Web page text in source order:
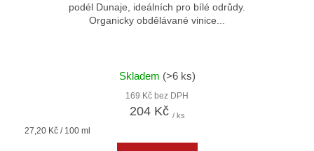
podél Dunaje, ideálních pro bílé odrůdy.
Organicky obdělávané vinice...
Skladem (>6 ks)
169 Kč bez DPH
204 Kč / ks
Měrná
27,20 Kč / 100 ml